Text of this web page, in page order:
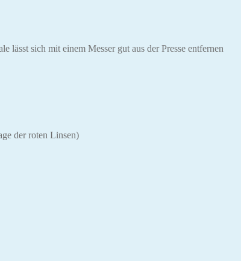
sich mit einem Messer gut aus der Presse entfernen
der roten Linsen)